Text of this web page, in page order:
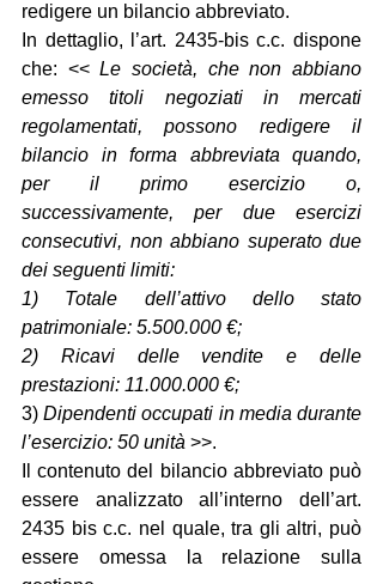
redigere un bilancio abbreviato.
In dettaglio, l’art. 2435-bis c.c. dispone
che: << Le società, che non abbiano
emesso titoli negoziati in mercati
regolamentati, possono redigere il
bilancio in forma abbreviata quando,
per il primo esercizio o,
successivamente, per due esercizi
consecutivi, non abbiano superato due
dei seguenti limiti:
1) Totale dell’attivo dello stato
patrimoniale: 5.500.000 €;
2) Ricavi delle vendite e delle
prestazioni: 11.000.000 €;
3) Dipendenti occupati in media durante
l’esercizio: 50 unità >>.
Il contenuto del bilancio abbreviato può
essere analizzato all’interno dell’art.
2435 bis c.c. nel quale, tra gli altri, può
essere omessa la relazione sulla